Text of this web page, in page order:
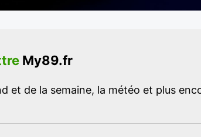
My89.fr
et de la semaine, la météo et plus